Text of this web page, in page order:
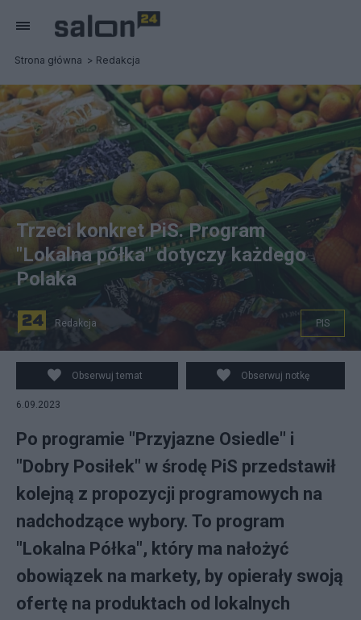
Strona główna Redakcja
fot. Pixabay
Trzeci konkret PiS. Program
"Lokalna półka" dotyczy każdego
Polaka
Redakcja PIS
Obserwuj temat Obserwuj notkę
6.09.2023
Po programie "Przyjazne Osiedle" i
"Dobry Posiłek" w środę PiS przedstawił
kolejną z propozycji programowych na
nadchodzące wybory. To program
"Lokalna Półka", który ma nałożyć
obowiązek na markety, by opierały swoją
ofertę na produktach od lokalnych